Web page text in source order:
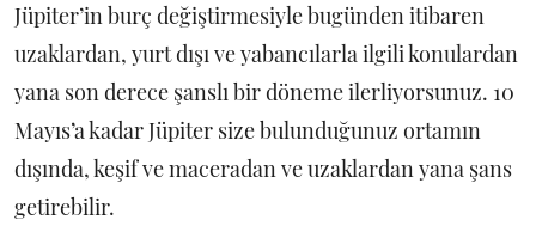
Jüpiter’in burç değiştirmesiyle bugünden itibaren
uzaklardan, yurt dışı ve yabancılarla ilgili konulardan
yana son derece şanslı bir döneme ilerliyorsunuz. 10
Mayıs’a kadar Jüpiter size bulunduğunuz ortamın
dışında, keşif ve maceradan ve uzaklardan yana şans
getirebilir.